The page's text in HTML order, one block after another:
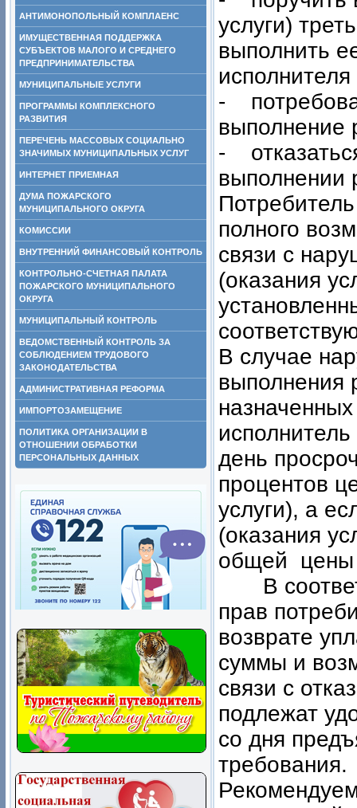
АНТИМОНОПОЛЬНЫЙ КОМПЛАЕНС
ИМУЩЕСТВЕННАЯ ПОДДЕРЖКА
СУБЪЕКТОВ МАЛОГО И СРЕДНЕГО
ПРЕДПРИНИМАТЕЛЬСТВА
МУНИЦИПАЛЬНЫЕ УСЛУГИ
ПРОГРАММЫ КОМПЛЕКСНОГО
РАЗВИТИЯ
ПЕРЕЧЕНЬ МАССОВЫХ СОЦИАЛЬНО
ЗНАЧИМЫХ МУНИЦИПАЛЬНЫХ УСЛУГ
ИНТЕРНЕТ ПРИЕМНАЯ
ДУМА ПОЖАРСКОГО
МУНИЦИПАЛЬНОГО ОКРУГА
КОМИССИИ
ВНУТРЕННИЙ ФИНАНСОВЫЙ КОНТРОЛЬ
КОНТРОЛЬНО-СЧЕТНАЯ ПАЛАТА
ПОЖАРСКОГО МУНИЦИПАЛЬНОГО
ОКРУГА
МУНИЦИПАЛЬНЫЙ КОНТРОЛЬ
ВЕДОМСТВЕННЫЙ КОНТРОЛЬ ЗА
СОБЛЮДЕНИЕМ ТРУДОВОГО
ЗАКОНОДАТЕЛЬСТВА
АДМИНИСТРАТИВНАЯ РЕФОРМА
ИМПОРТОЗАМЕЩЕНИЕ
ПОЛИТИКА ОРГАНИЗАЦИИ В
ОТНОШЕНИИ ОБРАБОТКИ
ПЕРСОНАЛЬНЫХ ДАННЫХ
услуги)
выполнить
-
выполнение
-
выполнении
полного
связи с
(оказания
В случае
выполнения
день
процентов
услуги), а
(оказания
общей цены
В
прав
возврате
суммы и
связи с
подлежат
со дня
требования.